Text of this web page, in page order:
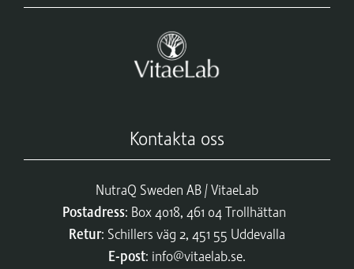
Kontakta oss
NutraQ Sweden AB / VitaeLab
Postadress: Box 4018, 461 04 Trollhättan
Retur: Schillers väg 2, 451 55 Uddevalla
E-post: info@vitaelab.se.